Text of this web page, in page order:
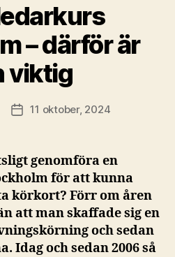
– därför är
viktig
Inläggsdatum
11 oktober, 2024
genomföra en
för att kunna
körkort? Förr om åren
att man skaffade sig en
och sedan
Idag och sedan 2006 så